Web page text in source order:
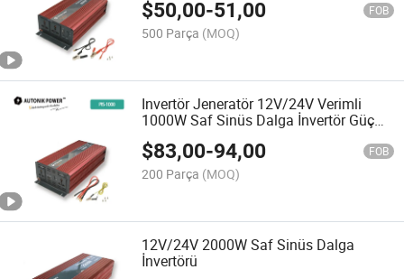
$50,00-51,00 FOB
500 Parça (MOQ)
Invertör Jeneratör 12V/24V Verimli
1000W Saf Sinüs Dalga İnvertör Güç
İnvertörü
$83,00-94,00 FOB
200 Parça (MOQ)
12V/24V 2000W Saf Sinüs Dalga
İnvertörü